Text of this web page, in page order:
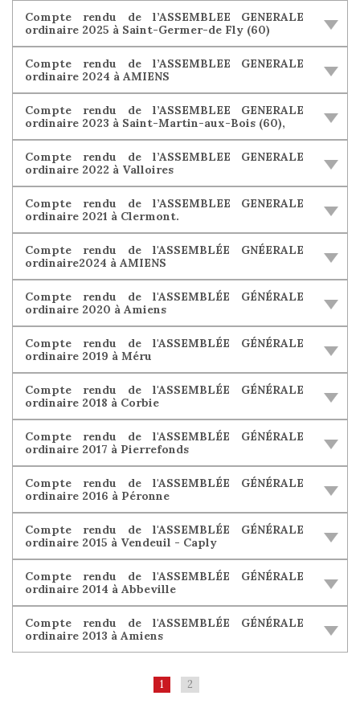
Compte rendu de l’ASSEMBLEE GENERALE
ordinaire 2025 à Saint-Germer-de Fly (60)
Compte rendu de l’ASSEMBLEE GENERALE
ordinaire 2024 à AMIENS
Compte rendu de l’ASSEMBLEE GENERALE
ordinaire 2023 à Saint-Martin-aux-Bois (60),
Compte rendu de l’ASSEMBLEE GENERALE
ordinaire 2022 à Valloires
Compte rendu de l’ASSEMBLEE GENERALE
ordinaire 2021 à Clermont.
Compte rendu de l'ASSEMBLÉE GNÉERALE
ordinaire2024 à AMIENS
Compte rendu de l'ASSEMBLÉE GÉNÉRALE
ordinaire 2020 à Amiens
Compte rendu de l'ASSEMBLÉE GÉNÉRALE
ordinaire 2019 à Méru
Compte rendu de l'ASSEMBLÉE GÉNÉRALE
ordinaire 2018 à Corbie
Compte rendu de l'ASSEMBLÉE GÉNÉRALE
ordinaire 2017 à Pierrefonds
Compte rendu de l'ASSEMBLÉE GÉNÉRALE
ordinaire 2016 à Péronne
Compte rendu de l'ASSEMBLÉE GÉNÉRALE
ordinaire 2015 à Vendeuil - Caply
Compte rendu de l'ASSEMBLÉE GÉNÉRALE
ordinaire 2014 à Abbeville
Compte rendu de l'ASSEMBLÉE GÉNÉRALE
ordinaire 2013 à Amiens
1 2